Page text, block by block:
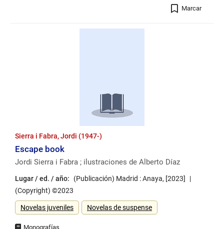
Marcar
Sierra i Fabra, Jordi (1947-)
Escape book
Jordi Sierra i Fabra ; ilustraciones de Alberto Díaz
Lugar / ed. / año:
(Publicación) Madrid : Anaya, [2023]
(Copyright) ©2023
Género
Novelas juveniles Novelas de suspense